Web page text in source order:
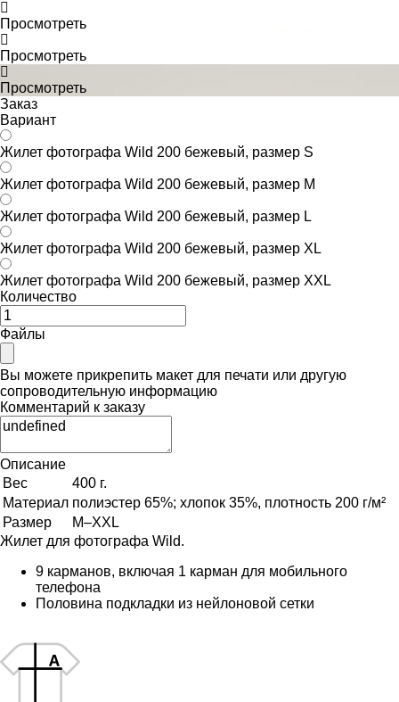
Просмотреть
Просмотреть
Просмотреть
Заказ
Вариант
Жилет фотографа Wild 200 бежевый, размер S
Жилет фотографа Wild 200 бежевый, размер M
Жилет фотографа Wild 200 бежевый, размер L
Жилет фотографа Wild 200 бежевый, размер XL
Жилет фотографа Wild 200 бежевый, размер XXL
Количество
Файлы
Вы можете прикрепить макет для печати или другую
сопроводительную информацию
Комментарий к заказу
Описание
Вес
400 г.
Материал полиэстер 65%; хлопок 35%, плотность 200 г/м²
Размер
M–XXL
Жилет для фотографа Wild.
9 карманов, включая 1 карман для мобильного
телефона
Половина подкладки из нейлоновой сетки